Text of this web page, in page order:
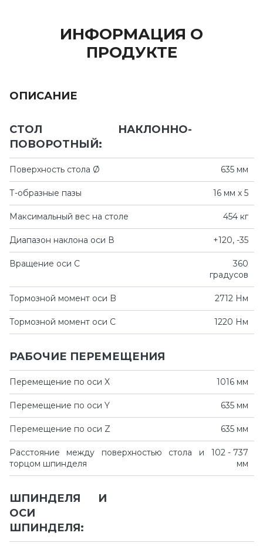
ИНФОРМАЦИЯ О
ПРОДУКТЕ
ОПИСАНИЕ
СТОЛ НАКЛОННО-
ПОВОРОТНЫЙ:
Поверхность стола Ø 635 мм
Т-образные пазы 16 мм x 5
Максимальный вес на столе 454 кг
Диапазон наклона оси В +120, -35
Вращение оси C
360
градусов
Тормозной момент оси B 2712 Нм
Тормозной момент оси C 1220 Нм
РАБОЧИЕ ПЕРЕМЕЩЕНИЯ
Перемещение по оси X 1016 мм
Перемещение по оси Y 635 мм
Перемещение по оси Z 635 мм
Расстояние между поверхностью стола и
торцом шпинделя
102 - 737
мм
ШПИНДЕЛЯ И
ОСИ
ШПИНДЕЛЯ: